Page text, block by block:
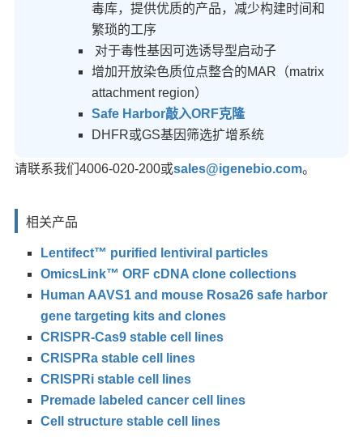
毒库，提供优质的产品，减少构建时间和
繁琐的工序
对于毒性基因可选诱导型启动子
增加开放染色质位点整合的MAR（matrix
attachment region）
Safe Harbor敲入ORF克隆
DHFR或GS基因筛选扩增系统
请联系我们4006-020-200或sales@igenebio.com。
相关产品
Lentifect™ purified lentiviral particles
OmicsLink™ ORF cDNA clone collections
Human AAVS1 and mouse Rosa26 safe harbor
gene targeting kits and clones
CRISPR-Cas9 stable cell lines
CRISPRa stable cell lines
CRISPRi stable cell lines
Premade labeled cancer cell lines
Cell structure stable cell lines